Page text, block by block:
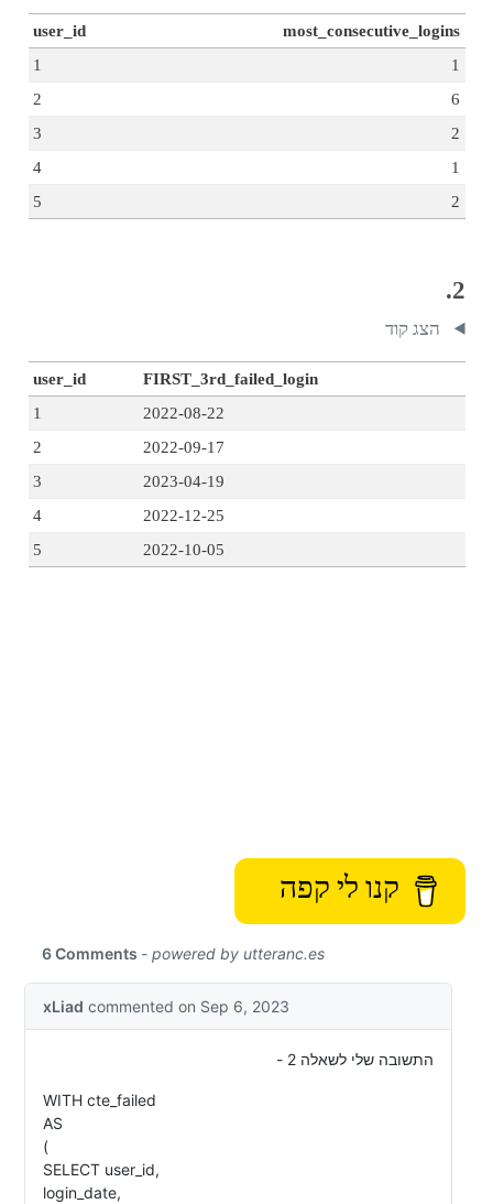
user_id
most_consecutive_logins
1
1
2
6
3
2
4
1
5
2
2.
הצג קוד
user_id
FIRST_3rd_failed_login
1
2022-08-22
2
2022-09-17
3
2023-04-19
4
2022-12-25
5
2022-10-05
קנו לי קפה